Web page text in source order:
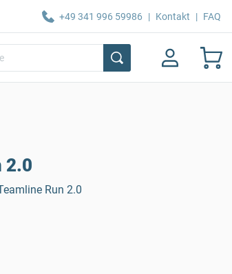
+49 341 996 59986 | Kontakt | FAQ
2.0
Run 2.0